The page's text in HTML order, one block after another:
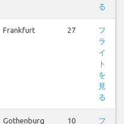
る
Frankfurt 27
フ
ラ
イ
ト
を
見
る
Gothenburg
10
フ